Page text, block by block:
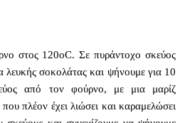
στος 120οC. Σε πυράντοχο σκεύος
σοκολάτας και ψήνουμε για 10
από τον φούρνο, με μια μαρίζ
πλέον έχει λιώσει και καραμελώσει